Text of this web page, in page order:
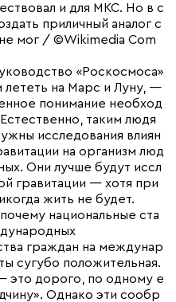
и для МКС. Но в с
приличный аналог с
мог / ©Wikimedia Com
«Роскосмоса»
лететь на Марс и Луну, —
понимание необход
таким людя
исследования влиян
на организм люд
Они лучше будут иссл
гравитации — хотя при
жить не будет.
национальные ста
граждан на междунар
сугубо положительная.
это дорого, по одному е
Однако эти сообр